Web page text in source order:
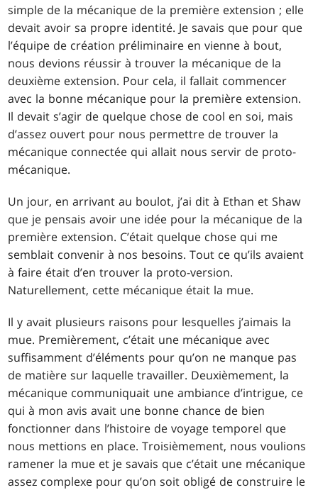
simple de la mécanique de la première extension ; elle
devait avoir sa propre identité. Je savais que pour que
l’équipe de création préliminaire en vienne à bout,
nous devions réussir à trouver la mécanique de la
deuxième extension. Pour cela, il fallait commencer
avec la bonne mécanique pour la première extension.
Il devait s’agir de quelque chose de cool en soi, mais
d’assez ouvert pour nous permettre de trouver la
mécanique connectée qui allait nous servir de proto-
mécanique.
Un jour, en arrivant au boulot, j’ai dit à Ethan et Shaw
que je pensais avoir une idée pour la mécanique de la
première extension. C’était quelque chose qui me
semblait convenir à nos besoins. Tout ce qu’ils avaient
à faire était d’en trouver la proto-version.
Naturellement, cette mécanique était la mue.
Il y avait plusieurs raisons pour lesquelles j’aimais la
mue. Premièrement, c’était une mécanique avec
suffisamment d’éléments pour qu’on ne manque pas
de matière sur laquelle travailler. Deuxièmement, la
mécanique communiquait une ambiance d’intrigue, ce
qui à mon avis avait une bonne chance de bien
fonctionner dans l’histoire de voyage temporel que
nous mettions en place. Troisièmement, nous voulions
ramener la mue et je savais que c’était une mécanique
assez complexe pour qu’on soit obligé de construire le